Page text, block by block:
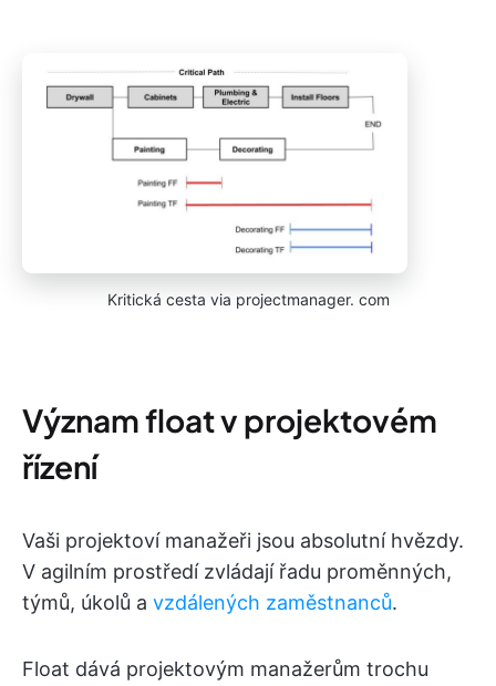
Kritická cesta via projectmanager. com
Význam float v projektovém
řízení
Vaši projektoví manažeři jsou absolutní hvězdy.
V agilním prostředí zvládají řadu proměnných,
týmů, úkolů a vzdálených zaměstnanců.
Float dává projektovým manažerům trochu